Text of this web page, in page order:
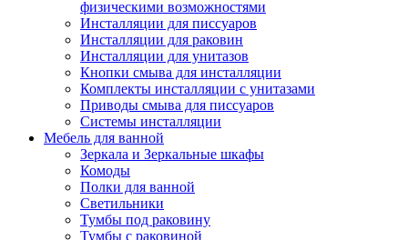
физическими возможностями
Инсталляции для писсуаров
Инсталляции для раковин
Инсталляции для унитазов
Кнопки смыва для инсталляции
Комплекты инсталляции с унитазами
Приводы смыва для писсуаров
Системы инсталляции
Мебель для ванной
Зеркала и Зеркальные шкафы
Комоды
Полки для ванной
Светильники
Тумбы под раковину
Тумбы с раковиной